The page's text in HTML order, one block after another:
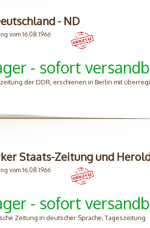
- ND
vom 16.08.1966
- sofort
der DDR, erschienen in Berlin mit
Staats-Zeitung und
vom 16.08.1966
- sofort
Zeitung in deutscher Sprache, Tageszeitung